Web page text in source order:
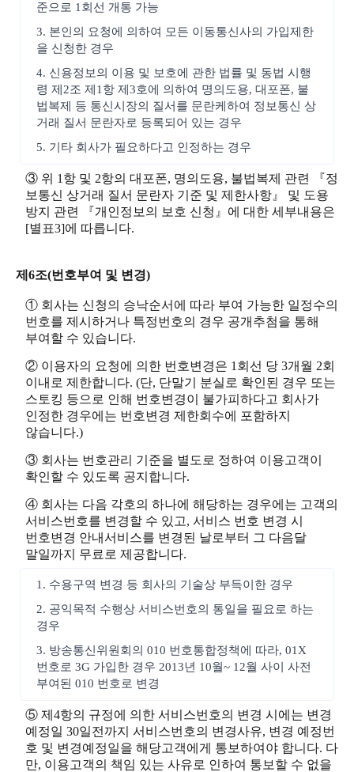
준으로 1회선 개통 가능
3. 본인의 요청에 의하여 모든 이동통신사의 가입제한
을 신청한 경우
4. 신용정보의 이용 및 보호에 관한 법률 및 동법 시행
령 제2조 제1항 제3호에 의하여 명의도용, 대포폰, 불
법복제 등 통신시장의 질서를 문란케하여 정보통신 상
거래 질서 문란자로 등록되어 있는 경우
5. 기타 회사가 필요하다고 인정하는 경우
③ 위 1항 및 2항의 대포폰, 명의도용, 불법복제 관련 『정
보통신 상거래 질서 문란자 기준 및 제한사항』 및 도용
방지 관련 『개인정보의 보호 신청』에 대한 세부내용은
[별표3]에 따릅니다.
제6조(번호부여 및 변경)
① 회사는 신청의 승낙순서에 따라 부여 가능한 일정수의
번호를 제시하거나 특정번호의 경우 공개추첨을 통해
부여할 수 있습니다.
② 이용자의 요청에 의한 번호변경은 1회선 당 3개월 2회
이내로 제한합니다. (단, 단말기 분실로 확인된 경우 또는
스토킹 등으로 인해 번호변경이 불가피하다고 회사가
인정한 경우에는 번호변경 제한회수에 포함하지
않습니다.)
③ 회사는 번호관리 기준을 별도로 정하여 이용고객이
확인할 수 있도록 공지합니다.
④ 회사는 다음 각호의 하나에 해당하는 경우에는 고객의
서비스번호를 변경할 수 있고, 서비스 번호 변경 시
번호변경 안내서비스를 변경된 날로부터 그 다음달
말일까지 무료로 제공합니다.
1. 수용구역 변경 등 회사의 기술상 부득이한 경우
2. 공익목적 수행상 서비스번호의 통일을 필요로 하는
경우
3. 방송통신위원회의 010 번호통합정책에 따라, 01X
번호로 3G 가입한 경우 2013년 10월~ 12월 사이 사전
부여된 010 번호로 변경
⑤ 제4항의 규정에 의한 서비스번호의 변경 시에는 변경
예정일 30일전까지 서비스번호의 변경사유, 변경 예정번
호 및 변경예정일을 해당고객에게 통보하여야 합니다. 다
만, 이용고객의 책임 있는 사유로 인하여 통보할 수 없을